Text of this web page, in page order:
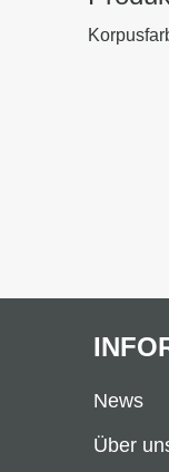
News
Über